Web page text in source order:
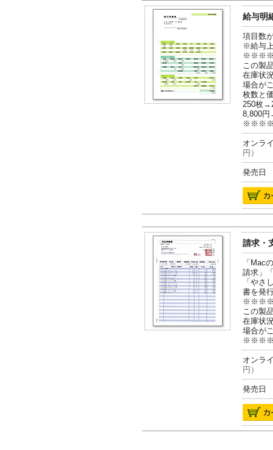
給与明
項目数
※給与
この製
在庫状
場合が
枚数と
250枚
8,800円
オンラ
円）
発売日
請求・
「Mac
請求」
「やさ
書を発
この製
在庫状
場合が
オンラ
円）
発売日